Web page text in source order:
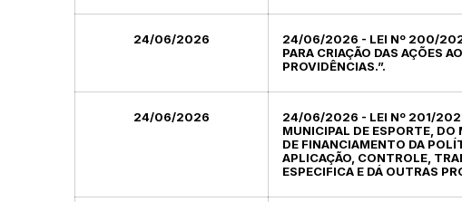
24/06/2026
24/06/2026 - LEI Nº 200/
PARA CRIAÇÃO DAS AÇÕES
PROVIDÊNCIAS.”.
24/06/2026
24/06/2026 - LEI Nº 201/
MUNICIPAL DE ESPORTE,
DE FINANCIAMENTO DA
APLICAÇÃO, CONTROLE,
ESPECIFICA E DÁ OUTRAS